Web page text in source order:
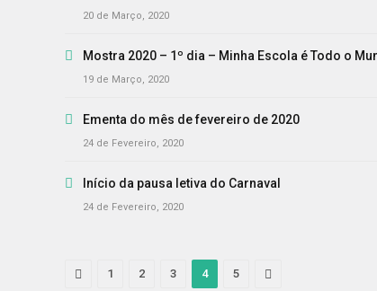
20 de Março, 2020
Mostra 2020 – 1º dia – Minha Escola é Todo o
19 de Março, 2020
Ementa do mês de fevereiro de 2020
24 de Fevereiro, 2020
Início da pausa letiva do Carnaval
24 de Fevereiro, 2020
Previous
1 2 3 4 5 Next